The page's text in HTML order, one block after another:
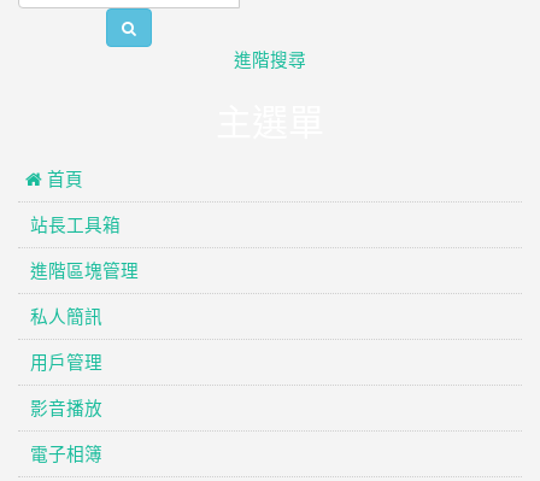
進階搜尋
 首頁
站長工具箱
進階區塊管理
私人簡訊
用戶管理
影音播放
電子相簿